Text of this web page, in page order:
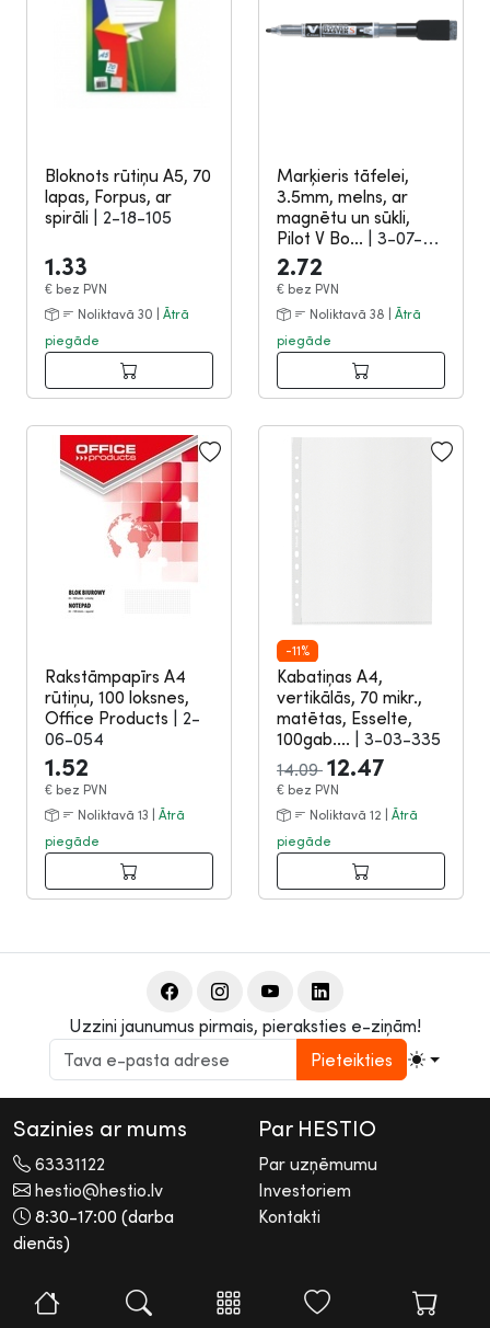
Bloknots rūtiņu A5, 70
lapas, Forpus, ar
spirāli
2-18-105
1.33
€ bez PVN
Noliktavā 30 | Ātrā
piegāde
Marķieris tāfelei,
3.5mm, melns, ar
magnētu un sūkli,
Pilot V Bo...
3-07-
2157
2.72
€ bez PVN
Noliktavā 38 | Ātrā
piegāde
Rakstāmpapīrs A4
rūtiņu, 100 loksnes,
Office Products
2-
06-054
1.52
€ bez PVN
Noliktavā 13 | Ātrā
piegāde
-11%
Kabatiņas A4,
vertikālās, 70 mikr.,
matētas, Esselte,
100gab....
3-03-335
14.09 12.47
€ bez PVN
Noliktavā 12 | Ātrā
piegāde
Uzzini jaunumus pirmais, pieraksties e-ziņām!
Pieteikties
Sazinies ar mums
63331122
hestio@hestio.lv
8:30-17:00 (darba
dienās)
Par HESTIO
Par uzņēmumu
Investoriem
Kontakti
2026 © Hestio AS
Visas tiesības rezervētas. Informācijas pārpublicēšana bez